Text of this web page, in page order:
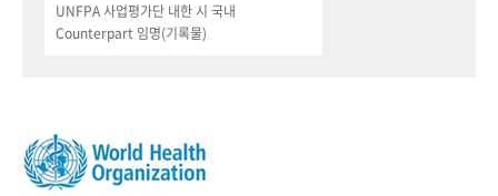
UNFPA 사업평가단 내한 시 국내
Counterpart 임명(기록물)